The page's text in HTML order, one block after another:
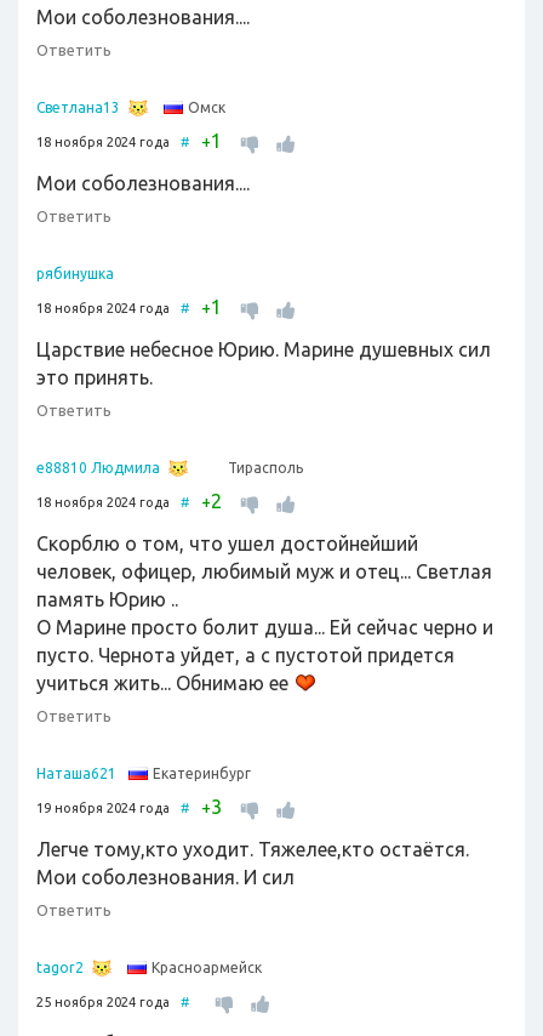
Мои соболезнования....
Ответить
Светлана13 Омск
18 ноября 2024 года # +1
Мои соболезнования....
Ответить
рябинушка
18 ноября 2024 года # +1
Царствие небесное Юрию. Марине душевных сил
это принять.
Ответить
e88810 Людмила Тирасполь
18 ноября 2024 года # +2
Скорблю о том, что ушел достойнейший
человек, офицер, любимый муж и отец... Светлая
память Юрию ..
О Марине просто болит душа... Ей сейчас черно и
пусто. Чернота уйдет, а с пустотой придется
учиться жить... Обнимаю ее
Ответить
Наташа621 Екатеринбург
19 ноября 2024 года # +3
Легче тому,кто уходит. Тяжелее,кто остаётся.
Мои соболезнования. И сил
Ответить
tagor2 Красноармейск
25 ноября 2024 года #